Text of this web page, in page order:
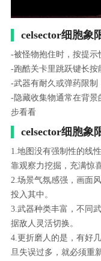
celsector细胞象
-被怪物抱住时，按提示
-跑酷关卡里跳跃键长按
-武器有耐久或弹药限制
-隐藏收集物通常在背景
步看看
celsector细胞象
1.地图没有强制性的线
靠观察力挖掘，充满惊喜
2.场景气氛感强，画面
投入其中。
3.武器种类丰富，不同
据敌人灵活切换。
4.更折磨人的是，有好
旦失误过多，就必须重